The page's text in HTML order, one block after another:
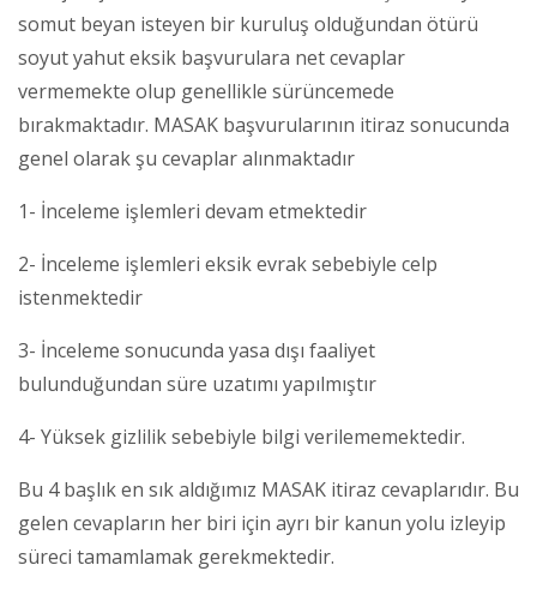
somut beyan isteyen bir kuruluş olduğundan ötürü
soyut yahut eksik başvurulara net cevaplar
vermemekte olup genellikle sürüncemede
bırakmaktadır. MASAK başvurularının itiraz sonucunda
genel olarak şu cevaplar alınmaktadır
1- İnceleme işlemleri devam etmektedir
2- İnceleme işlemleri eksik evrak sebebiyle celp
istenmektedir
3- İnceleme sonucunda yasa dışı faaliyet
bulunduğundan süre uzatımı yapılmıştır
4- Yüksek gizlilik sebebiyle bilgi verilememektedir.
Bu 4 başlık en sık aldığımız MASAK itiraz cevaplarıdır. Bu
gelen cevapların her biri için ayrı bir kanun yolu izleyip
süreci tamamlamak gerekmektedir.